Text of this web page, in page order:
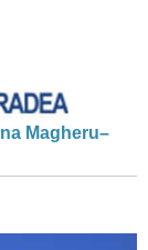
Magheru–